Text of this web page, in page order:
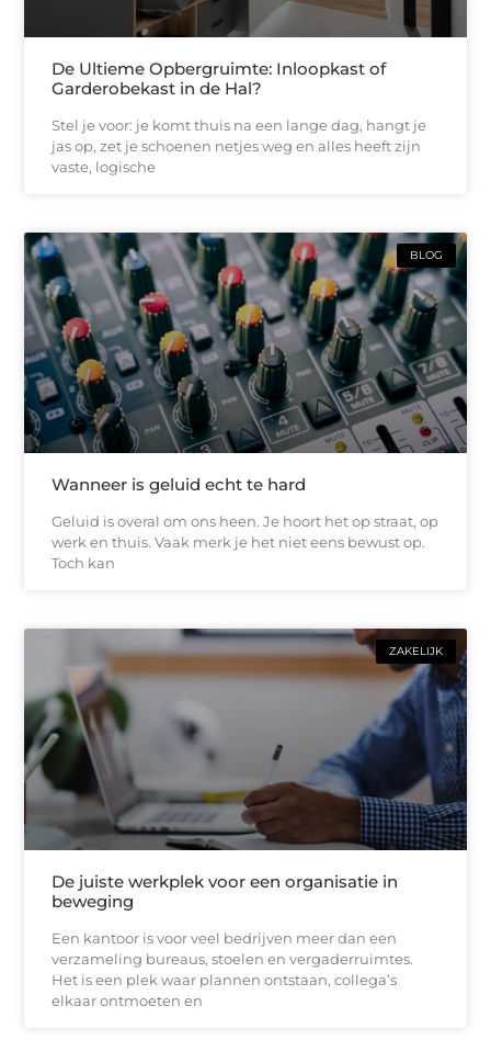
De Ultieme Opbergruimte: Inloopkast of
Garderobekast in de Hal?
Stel je voor: je komt thuis na een lange dag, hangt je
jas op, zet je schoenen netjes weg en alles heeft zijn
vaste, logische
BLOG
Wanneer is geluid echt te hard
Geluid is overal om ons heen. Je hoort het op straat, op
werk en thuis. Vaak merk je het niet eens bewust op.
Toch kan
ZAKELIJK
De juiste werkplek voor een organisatie in
beweging
Een kantoor is voor veel bedrijven meer dan een
verzameling bureaus, stoelen en vergaderruimtes.
Het is een plek waar plannen ontstaan, collega’s
elkaar ontmoeten en